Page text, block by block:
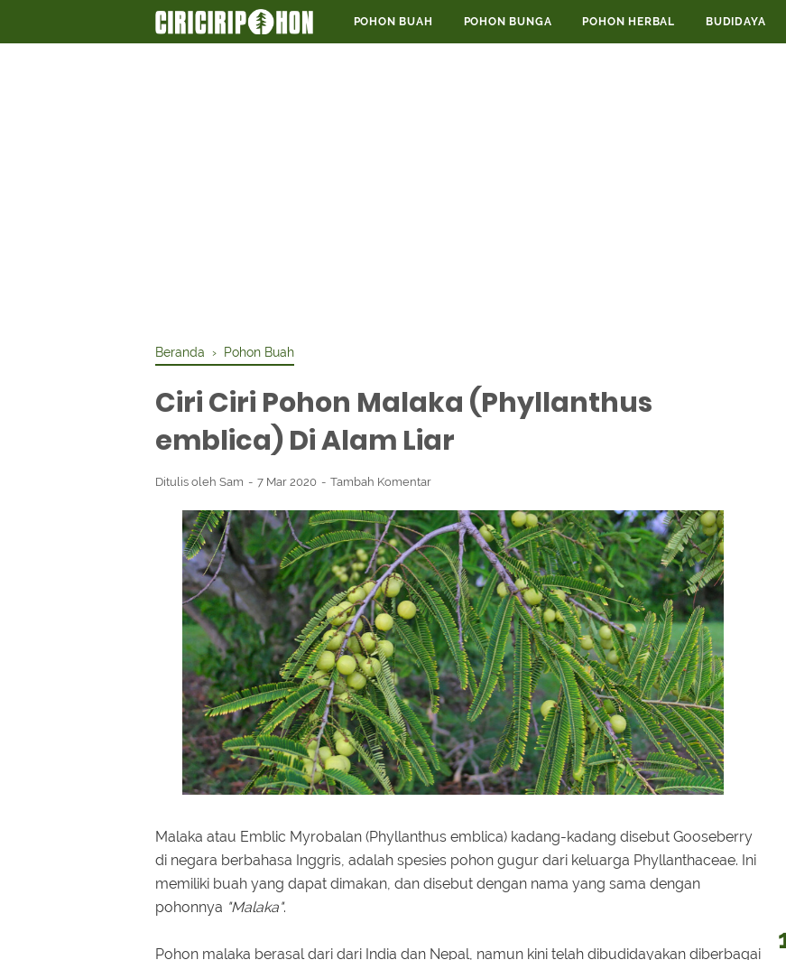
POHON BUAH POHON BUNGA POHON HERBAL BUDIDAYA
Beranda › Pohon Buah
Ciri Ciri Pohon Malaka (Phyllanthus
emblica) Di Alam Liar
Ditulis oleh Sam 7 Mar 2020 Tambah Komentar
Malaka atau Emblic Myrobalan (Phyllanthus emblica) kadang-kadang disebut Gooseberry
di negara berbahasa Inggris, adalah spesies pohon gugur dari keluarga Phyllanthaceae. Ini
memiliki buah yang dapat dimakan, dan disebut dengan nama yang sama dengan
pohonnya "Malaka".
Pohon malaka berasal dari dari India dan Nepal, namun kini telah dibudidayakan diberbagai